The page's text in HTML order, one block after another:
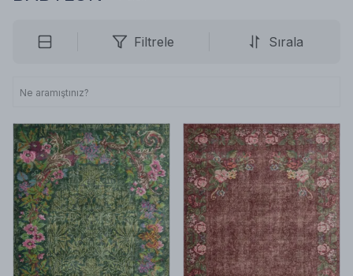
Filtrele Sırala